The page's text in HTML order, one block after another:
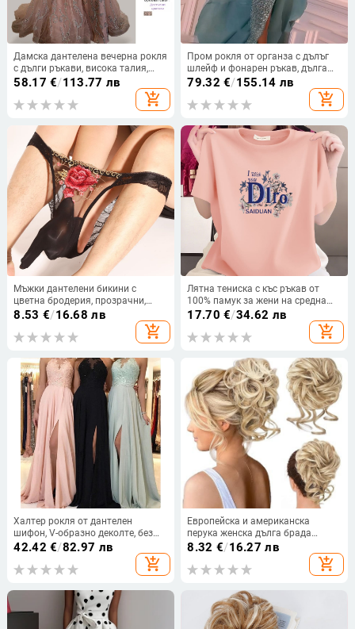
Дамска дантелена вечерна рокля
с дълги ръкави, висока талия,
принцес стил пола, дълга рокля
58.17 €/113.77 лв
add_shopping_cart
Пром рокля от органза с дълъг
шлейф и фонарен ръкав, дълга
пола — Пролет 2024
79.32 €/155.14 лв
add_shopping_cart
Мъжки дантелени бикини с
цветна бродерия, прозрачни,
дишащи, с средна талия
8.53 €/16.68 лв
add_shopping_cart
Лятна тениска с къс ръкав от
100% памук за жени на средна
възраст, свободна кройка, кръгло
деколте, прикрива корема, стилен
и подходящ за ежедневието
17.70 €/34.62 лв
add_shopping_cart
Халтер рокля от дантелен
шифон, V-образно деколте, без
ръкави, дълга рокля А-линия с
42.42 €/82.97 лв
add_shopping_cart
Европейска и американска
перука женска дълга брада
мързелива дълга брада пръстен
за коса цветна пъпка топка глава
пухкав естествен пръстен за
8.32 €/16.27 лв
add_shopping_cart